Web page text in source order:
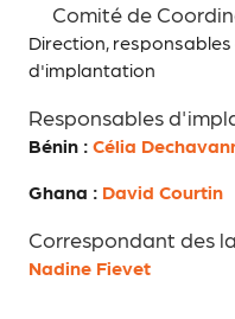
Comité de
Direction,
d'implantation
Responsables
Bénin : Célia
Ghana : David Courtin
Correspondant des
Nadine Fievet